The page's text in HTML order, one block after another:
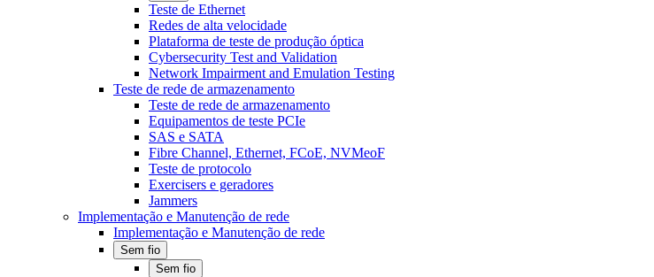
Teste de Ethernet
Redes de alta velocidade
Plataforma de teste de produção óptica
Cybersecurity Test and Validation
Network Impairment and Emulation Testing
Teste de rede de armazenamento
Teste de rede de armazenamento
Equipamentos de teste PCIe
SAS e SATA
Fibre Channel, Ethernet, FCoE, NVMeoF
Teste de protocolo
Exercisers e geradores
Jammers
Implementação e Manutenção de rede
Implementação e Manutenção de rede
Sem fio
Sem fio